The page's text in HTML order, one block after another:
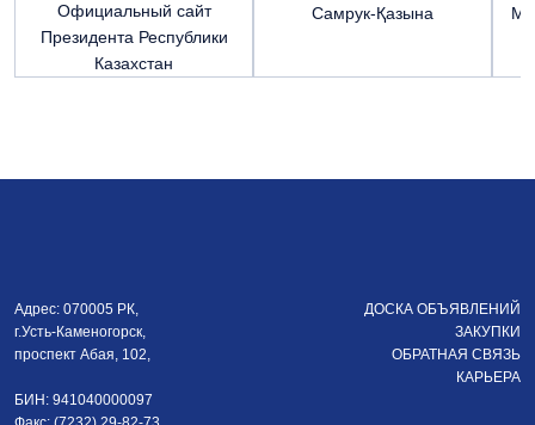
Официальный сайт
Президента Республики
Казахстан
Cамрук-Қазына
Адрес: 070005 РК,
г.Усть-Каменогорск,
проспект Абая, 102,
БИН: 941040000097
ДОСКА ОБЪЯВЛЕНИЙ
ЗАКУПКИ
ОБРАТНАЯ СВЯЗЬ
КАРЬЕРА